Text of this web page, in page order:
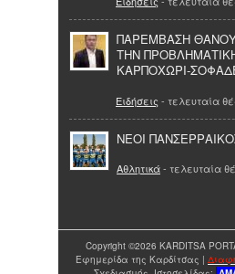
ΠΑΡΕΜΒΑΣΗ
ΤΗΝ
ΚΑΡΠΟΧΩΡΙ-
Ειδήσεις - τελευταία
ΝΕΟΙ
Αθλητικά- τελευταία
Copyright ©2026 KARDITSA
Εφημερίδα της Καρδίτσας |